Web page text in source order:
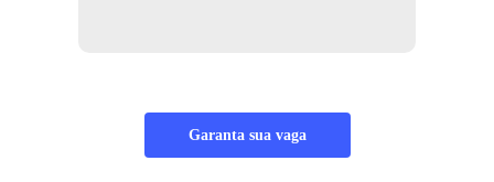
Garanta sua vaga